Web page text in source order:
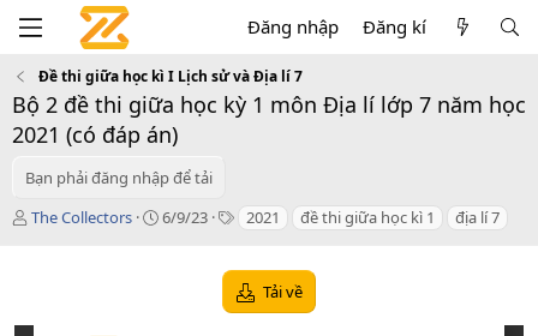
Đăng nhập Đăng kí
Đề thi giữa học kì I Lịch sử và Địa lí 7
Bộ 2 đề thi giữa học kỳ 1 môn Địa lí lớp 7 năm học
2021 (có đáp án)
Bạn phải đăng nhập để tải
T
ả
The Collectors
C
6/9/23
T
s
2021 đề thi giữa học kì 1 địa lí 7
Tải về